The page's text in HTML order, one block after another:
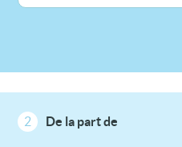
2 De la part de